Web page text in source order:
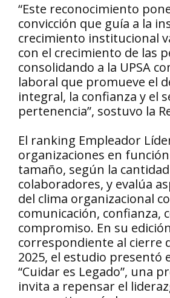
“Este reconocimiento
convicción que guía a la
crecimiento institucional
con el crecimiento de las
consolidando a la UPSA
laboral que promueve el
integral, la confianza y el
pertenencia”, sostuvo la
El ranking Empleador
organizaciones en
tamaño, según la
colaboradores, y evalúa
del clima organizacional
comunicación, confianza,
compromiso. En su edición
correspondiente al cierre
2025, el estudio presentó
“Cuidar es Legado”, una
invita a repensar el